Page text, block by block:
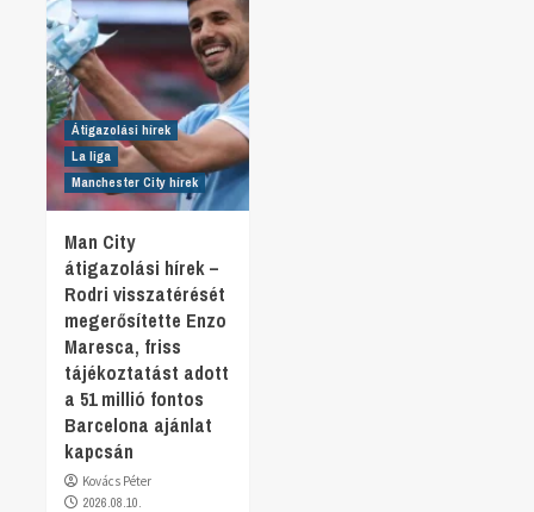
Átigazolási hírek
La liga
Manchester City hírek
Man City
átigazolási hírek –
Rodri visszatérését
megerősítette Enzo
Maresca, friss
tájékoztatást adott
a 51 millió fontos
Barcelona ajánlat
kapcsán
Kovács Péter
2026.08.10.